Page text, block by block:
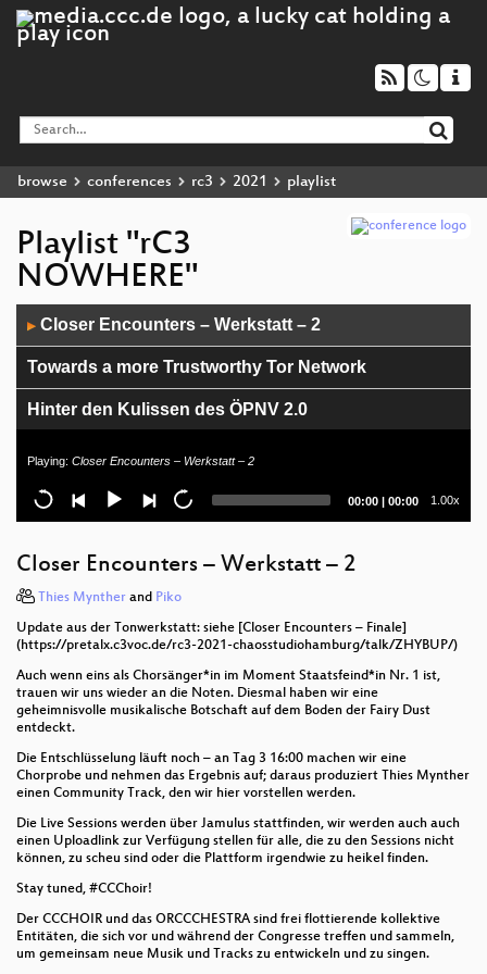
browse conferences rc3 2021 playlist
Playlist "rC3
NOWHERE"
Player
▶ Closer Encounters – Werkstatt – 2
Towards a more Trustworthy Tor Network
Hinter den Kulissen des ÖPNV 2.0
Die neue Sternkammer Lübeck - Wiederentdeckung
und digitale Erweiterung des ältesten
Closer Encounters – Werkstatt – 1
Auf der Suche nach einer neuen Erde
Schulen
Wir brauchen endlich #Autokorrektur!
Chinas Sozialkreditsystem: Das gefährlichste
Bonitätssystem der Welt
40 Jahre TUWAT
Warum personalisierte Werbung verboten werden
Hamburg Werbefrei
Playing: Closer Encounters – Werkstatt – 2
Current
00:00 | Total
00:00 1.00x
Closer Encounters – Werkstatt – 2
Thies Mynther and Piko
Update aus der Tonwerkstatt: siehe [Closer Encounters – Finale]
(https://pretalx.c3voc.de/rc3-2021-chaosstudiohamburg/talk/ZHYBUP/)
Auch wenn eins als Chorsänger*in im Moment Staatsfeind*in Nr. 1 ist,
trauen wir uns wieder an die Noten. Diesmal haben wir eine
geheimnisvolle musikalische Botschaft auf dem Boden der Fairy Dust
entdeckt.
Die Entschlüsselung läuft noch – an Tag 3 16:00 machen wir eine
Chorprobe und nehmen das Ergebnis auf; daraus produziert Thies Mynther
einen Community Track, den wir hier vorstellen werden.
Die Live Sessions werden über Jamulus stattfinden, wir werden auch auch
einen Uploadlink zur Verfügung stellen für alle, die zu den Sessions nicht
können, zu scheu sind oder die Plattform irgendwie zu heikel finden.
Stay tuned, #CCChoir!
Der CCCHOIR und das ORCCCHESTRA sind frei flottierende kollektive
Entitäten, die sich vor und während der Congresse treffen und sammeln,
um gemeinsam neue Musik und Tracks zu entwickeln und zu singen.